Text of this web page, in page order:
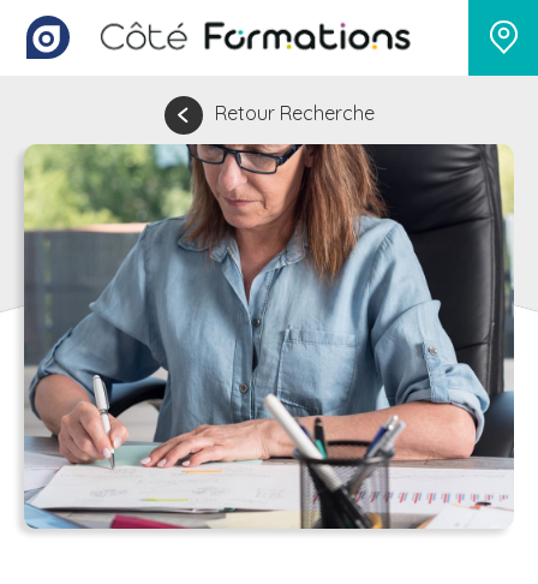
Retour Recherche